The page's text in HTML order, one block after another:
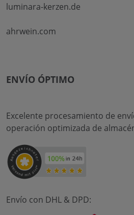
luminara-kerzen.de
ahrwein.com
ENVÍO ÓPTIMO
Excelente procesamiento de
operación optimizada de
Envío con DHL & DPD: